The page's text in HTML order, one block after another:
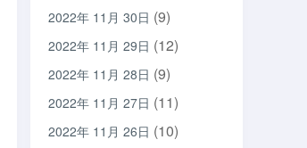
2022年 11月 30日 (9)
2022年 11月 29日 (12)
2022年 11月 28日 (9)
2022年 11月 27日 (11)
2022年 11月 26日 (10)